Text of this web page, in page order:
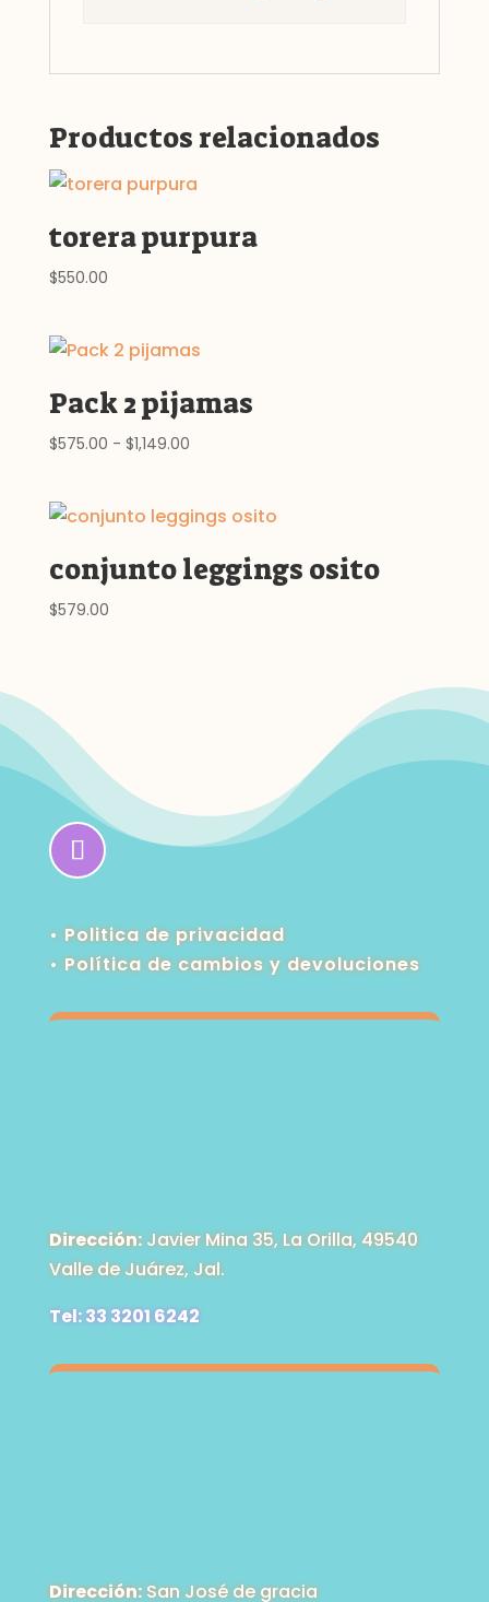
Productos relacionados
torera purpura
$550.00
Pack 2 pijamas
$575.00 - $1,149.00Rango
desde
hasta
conjunto leggings osito
$579.00
• Politica de privacidad
•Política de cambios y devoluciones
Dirección:Javier Mina 35, La Orilla, 49540
Valle de Juárez, Jal.
Tel: 33 3201 6242
Dirección:San José de gracia